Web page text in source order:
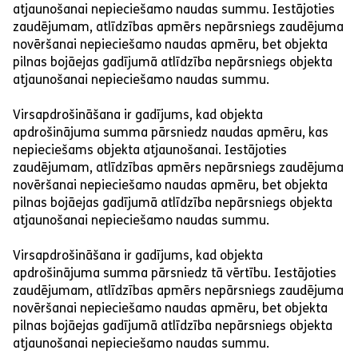
atjaunošanai nepieciešamo naudas summu. Iestājoties
zaudējumam, atlīdzības apmērs nepārsniegs zaudējuma
novēršanai nepieciešamo naudas apmēru, bet objekta
pilnas bojāejas gadījumā atlīdzība nepārsniegs objekta
atjaunošanai nepieciešamo naudas summu.
Virsapdrošināšana ir gadījums, kad objekta
apdrošinājuma summa pārsniedz naudas apmēru, kas
nepieciešams objekta atjaunošanai. Iestājoties
zaudējumam, atlīdzības apmērs nepārsniegs zaudējuma
novēršanai nepieciešamo naudas apmēru, bet objekta
pilnas bojāejas gadījumā atlīdzība nepārsniegs objekta
atjaunošanai nepieciešamo naudas summu.
Virsapdrošināšana ir gadījums, kad objekta
apdrošinājuma summa pārsniedz tā vērtību. Iestājoties
zaudējumam, atlīdzības apmērs nepārsniegs zaudējuma
novēršanai nepieciešamo naudas apmēru, bet objekta
pilnas bojāejas gadījumā atlīdzība nepārsniegs objekta
atjaunošanai nepieciešamo naudas summu.